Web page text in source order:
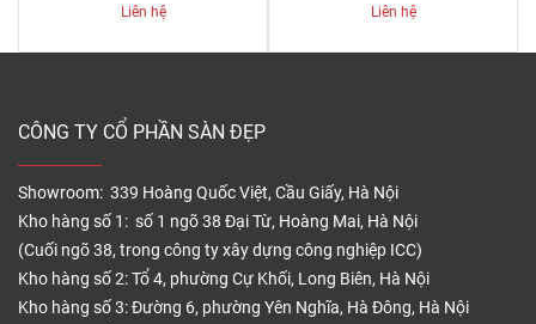
Liên hệ Liên hệ
CÔNG TY CỔ PHẦN SÀN ĐẸP
Showroom: 339 Hoàng Quốc Việt, Cầu Giấy, Hà Nội
Kho hàng số 1: số 1 ngõ 38 Đại Từ, Hoàng Mai, Hà Nội
(Cuối ngõ 38, trong công ty xây dựng công nghiệp ICC)
Kho hàng số 2: Tổ 4, phường Cự Khối, Long Biên, Hà Nội
Kho hàng số 3: Đường 6, phường Yên Nghĩa, Hà Đông, Hà Nội